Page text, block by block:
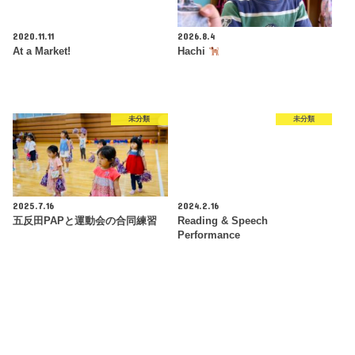
2020.11.11
At a Market!
2026.8.4
Hachi
未分類
2025.7.16
五反田PAPと運動会の合同練習
未分類
2024.2.16
Reading & Speech
Performance